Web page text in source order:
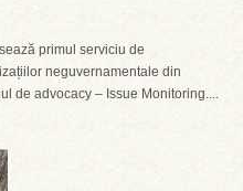
primul serviciu de
neguvernamentale din
de advocacy – Issue Monitoring....